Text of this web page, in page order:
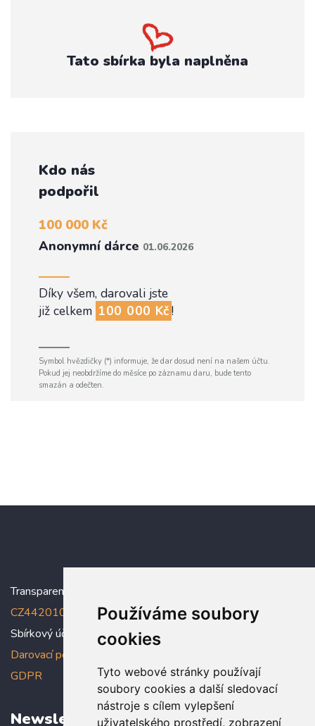
Používáme soubory
cookies
Tyto webové stránky používají
soubory cookies a další sledovací
nástroje s cílem vylepšení
uživatelského prostředí, zobrazení
Tato sbírka byla naplněna
Kdo nás
podpořil
100 000 Kč
Anonymní dárce 01.06.2026
Díky všem, darovali jste
již celkem 100 000 Kč!
Symbol hvězdičky (*) informuje, že dar dosud není na našem účtu.
Pokud jej neobdržíme do měsíce po záznamu daru, bude tento
smazán a odečten.
Transparentní účet:
CZ4420100000005005005006
Sbírkový účet: 5005005022/2010
Darovací podmínky
GDPR
Newsletter